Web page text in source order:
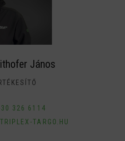
János
326 6114
TARGO.HU